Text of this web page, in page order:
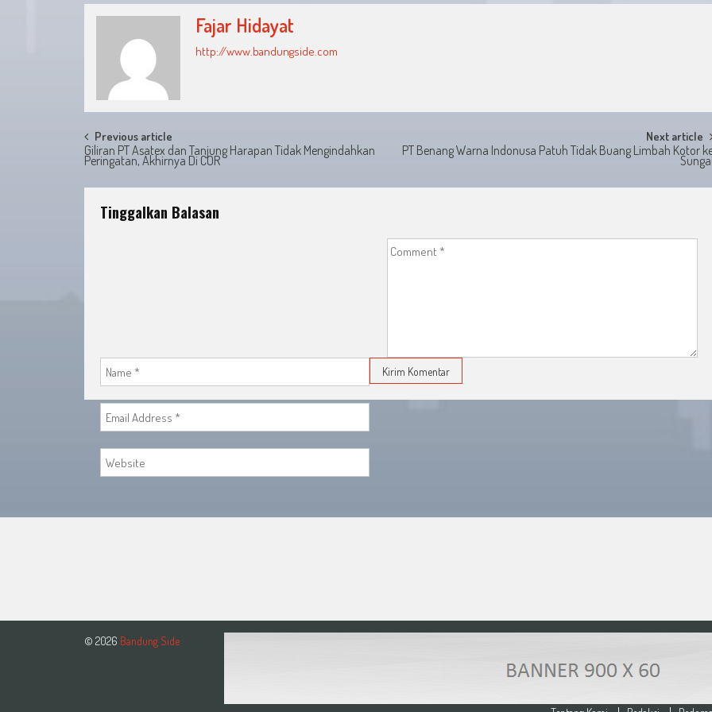
Fajar Hidayat
http://www.bandungside.com
Post
navigation
Previous article
Giliran PT Asatex dan Tanjung Harapan Tidak Mengindahkan
Peringatan, Akhirnya Di COR
Next article
PT Benang Warna Indonusa Patuh Tidak Buang Limbah Kotor
Tinggalkan Balasan
© 2026 Bandung Side